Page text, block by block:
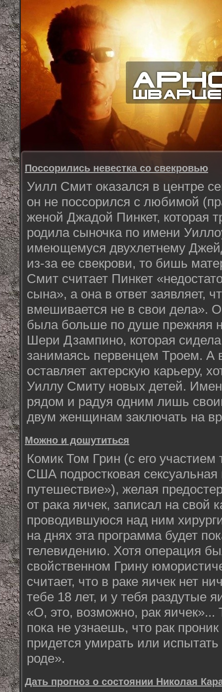
Поссорились невестка со свекровью
Уилл Смит оказался в центре
он не поссорился с любимой
женой Джадой Пинкет, которая
родила сыночка по имени
имеющемуся двухлетнему
из-за ее свекрови, то бишь
Смит считает Пинкет
сына», а она в ответ заявляет,
вмешивается не в свои дела».
была больше по душе прежняя
Шери Дзампино, которая
занимаясь первенцем Троем. А
оставляет актерскую карьеру,
Уиллу Смиту новых детей.
рядом и радуя одним лишь
двум женщинам заключать на
Можно и дошутиться
Комик Том Грин (с его
США подростковая
путешествие»), желая
от рака яичек, записал на свой
проводившуюся над ним
на днях эта программа будет
телевидению. Хотя операция
свойственном Грину
считает, что в раке яичек нет
тебе 18 лет, и у тебя раздутые
«О, это, возможно, рак яичек»...
пока не узнаешь, что рак
придется умирать или
роде».
Дать прогноз о состоянии Николая